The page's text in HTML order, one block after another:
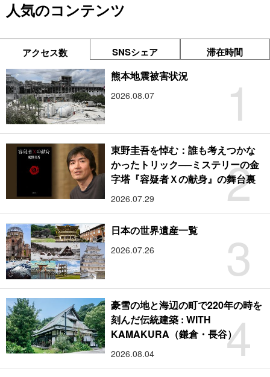
人気のコンテンツ
アクセス数 SNSシェア 滞在時間
1
熊本地震被害状況
2026.08.07
2
東野圭吾を悼む：誰も考えつかな
かったトリック──ミステリーの金
字塔『容疑者Ｘの献身』の舞台裏
2026.07.29
3
日本の世界遺産一覧
2026.07.26
4
豪雪の地と海辺の町で220年の時を
刻んだ伝統建築 : WITH
KAMAKURA（鎌倉・長谷）
2026.08.04